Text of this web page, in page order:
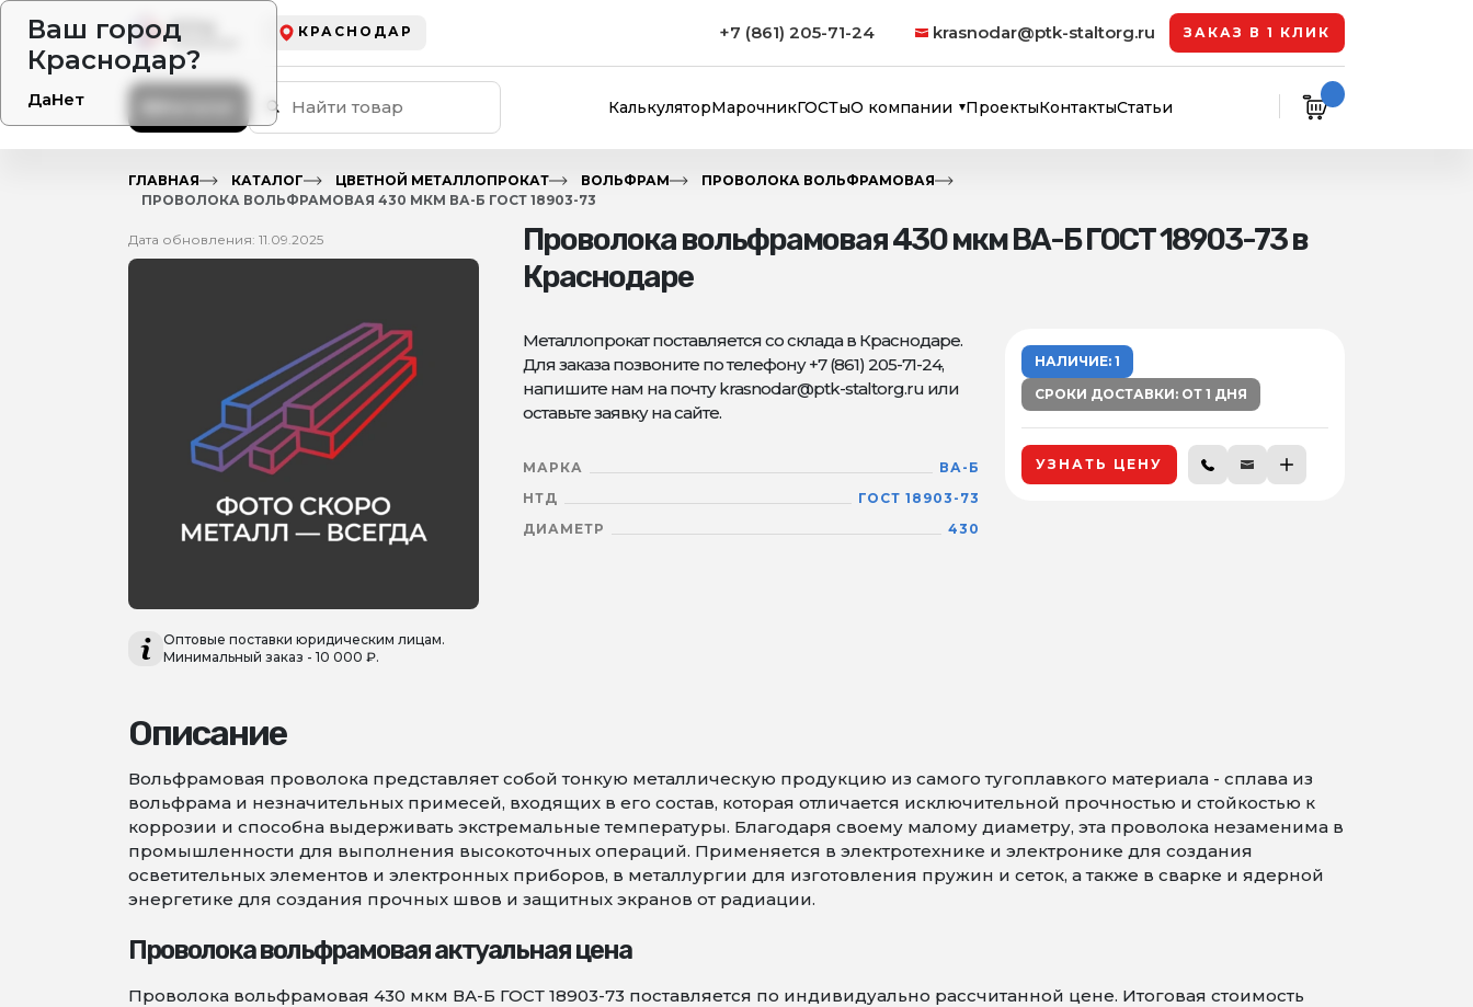
Ваш город
Краснодар?
ДаНет
КРАСНОДАР +7 (861) 205-71-24 krasnodar@ptk-staltorg.ru ЗАКАЗ В 1 КЛИК
КалькуляторМарочникГОСТыО компании ПроектыКонтактыСтатьи
ГЛАВНАЯ КАТАЛОГ ЦВЕТНОЙ МЕТАЛЛОПРОКАТ ВОЛЬФРАМ
ПРОВОЛОКА ВОЛЬФРАМОВАЯ
ПРОВОЛОКА ВОЛЬФРАМОВАЯ 430 МКМ ВА-Б ГОСТ 18903-73
Проволока вольфрамовая 430 мкм ВА-Б ГОСТ 18903-73 в
Краснодаре
Металлопрокат поставляется со склада в Краснодаре.
Для заказа позвоните по телефону +7 (861) 205-71-24,
напишите нам на почту krasnodar@ptk-staltorg.ru или
оставьте заявку на сайте.
МАРКА
ВА-Б
НТД
ГОСТ 18903-73
ДИАМЕТР
430
НАЛИЧИЕ: 1
СРОКИ ДОСТАВКИ: ОТ 1 ДНЯ
УЗНАТЬ ЦЕНУ
Дата обновления: 11.09.2025
Оптовые поставки юридическим лицам.
Минимальный заказ - 10 000 ₽.
Описание
Вольфрамовая проволока представляет собой тонкую металлическую продукцию из самого тугоплавкого материала - сплава из
вольфрама и незначительных примесей, входящих в его состав, которая отличается исключительной прочностью и стойкостью к
коррозии и способна выдерживать экстремальные температуры. Благодаря своему малому диаметру, эта проволока незаменима в
промышленности для выполнения высокоточных операций. Применяется в электротехнике и электронике для создания
осветительных элементов и электронных приборов, в металлургии для изготовления пружин и сеток, а также в сварке и ядерной
энергетике для создания прочных швов и защитных экранов от радиации.
Проволока вольфрамовая актуальная цена
Проволока вольфрамовая 430 мкм ВА-Б ГОСТ 18903-73 поставляется по индивидуально рассчитанной цене. Итоговая стоимость